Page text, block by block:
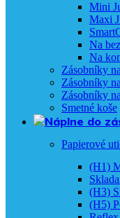
Mini
Maxi
Na
Na
Zásobníky
Zásobníky
Zásobníky
Smetné koše
Papierové
(H1)
(H3)
(H5)